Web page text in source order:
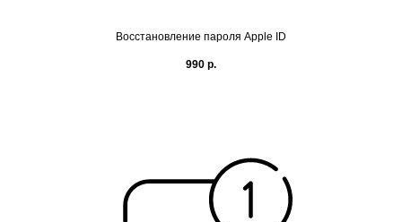
Восстановление пароля Apple ID
990 р.